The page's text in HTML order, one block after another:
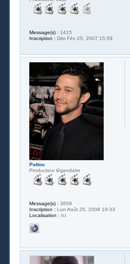
Message(s) : 1415
Inscription : Dim Fév 25, 2007 15:59
Pattou
Producteur légendaire
Message(s) : 3659
Inscription : Lun Août 25, 2008 19:33
Localisation : Ici